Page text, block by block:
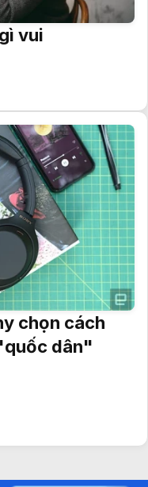
vui
chọn cách
dân"